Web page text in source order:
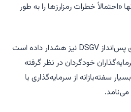
«احتمالاً خطرات رمزارزها را به طور
حتی گروه لابی‌گر بانک‌های پس‌انداز DSGV نیز هشدار داده است
خودگردان در نظر گرفته
سفته‌بازانه از سرمایه‌گذاری با